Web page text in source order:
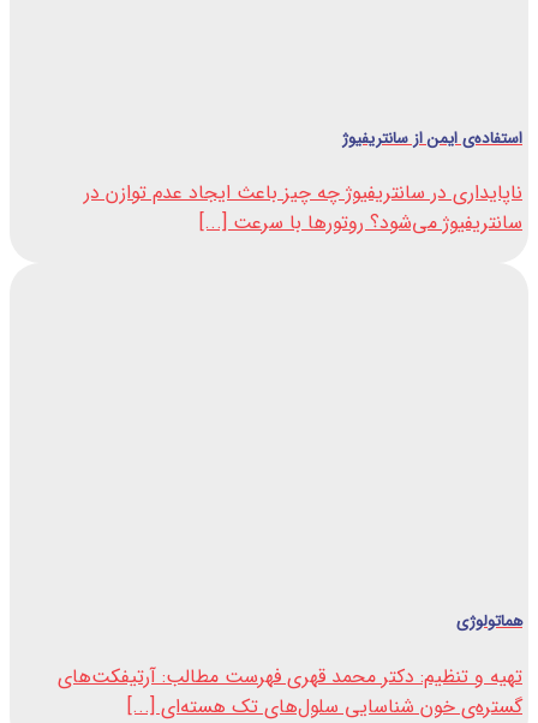
استفاده‌ی ایمن از سانتریفیوژ
ناپایداری در سانتریفیوژ چه چیز باعث ایجاد عدم توازن در
سانتریفیوژ می‌شود؟ روتورها با سرعت [...]
هماتولوژی
تهیه و تنظیم: دکتر محمد قهری فهرست مطالب: آرتیفکت‌های
گستره‌ی خون شناسایی سلول‌های تک هسته‌ای [...]